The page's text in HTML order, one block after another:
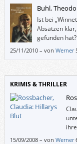
Buhl,
Ist bei
Absätzen
gefunden hat?
25/11/2010– von Werner
KRIMIS & THRILLER
15/09/2008– von Werner